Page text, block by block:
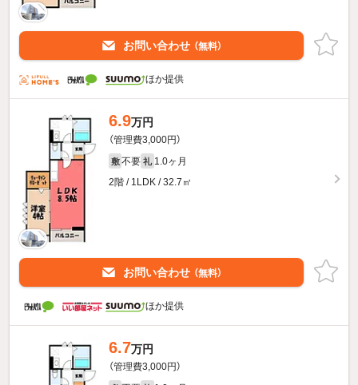
お問い合わせ （無料）
ほか提供
6.9万円
（管理費3,000円）
敷 不要 礼 1.0ヶ月
2階 / 1LDK / 32.7㎡
お問い合わせ （無料）
ほか提供
6.7万円
（管理費3,000円）